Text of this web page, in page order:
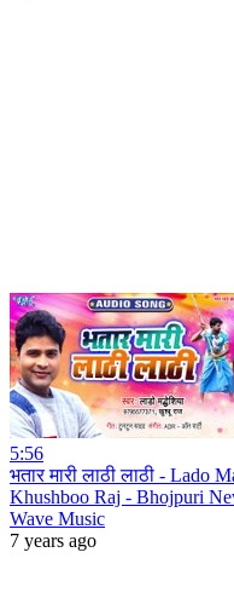
5:56
भतार मारी लाठी लाठी - Lado
Khushboo Raj - Bhojpuri
Wave Music
7 years ago